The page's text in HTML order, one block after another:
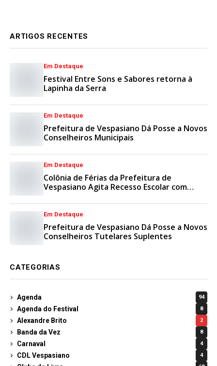
ARTIGOS RECENTES
Em Destaque
Festival Entre Sons e Sabores retorna à
Lapinha da Serra
Em Destaque
Prefeitura de Vespasiano Dá Posse a Novos
Conselheiros Municipais
Em Destaque
Colônia de Férias da Prefeitura de
Vespasiano Agita Recesso Escolar com
Em Destaque
Prefeitura de Vespasiano Dá Posse a Novos
Conselheiros Tutelares Suplentes
CATEGORIAS
Agenda 94
Agenda do Festival 8
Alexandre Brito 2
Banda da Vez 8
Carnaval 4
CDL Vespasiano 4